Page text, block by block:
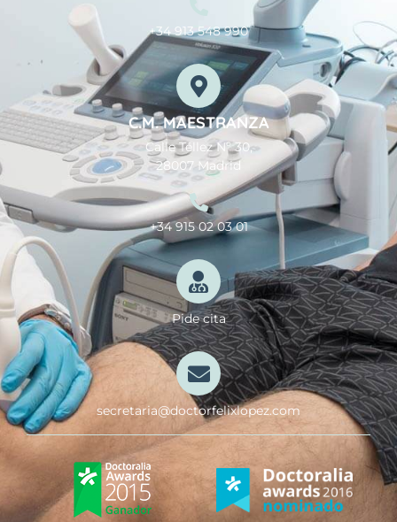
+34 913 548 990
C.M. MAESTRANZA
Calle Téllez Nº 30,
28007 Madrid
+34 915 02 03 01
Pide cita
secretaria@doctorfelixlopez.com